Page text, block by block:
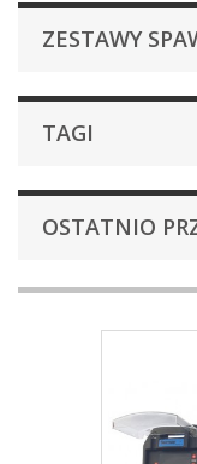
ZESTAWY
TAGI
OSTATNIO